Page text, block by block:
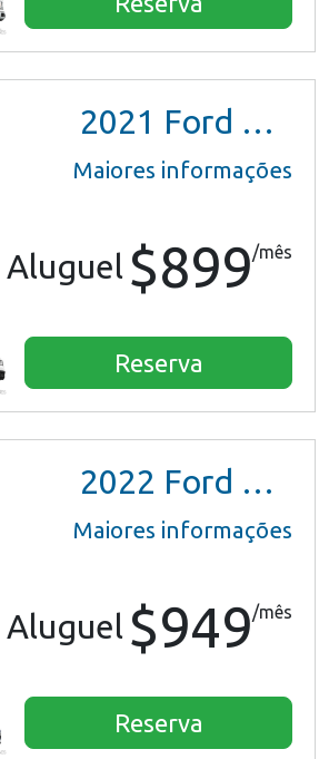
2021 Ford Ranger XL Ext Cab
Maiores informações
Aluguel $899/mês
Reserva
2022 Ford Escape SE Hybrid
Maiores informações
Aluguel $949/mês
Reserva